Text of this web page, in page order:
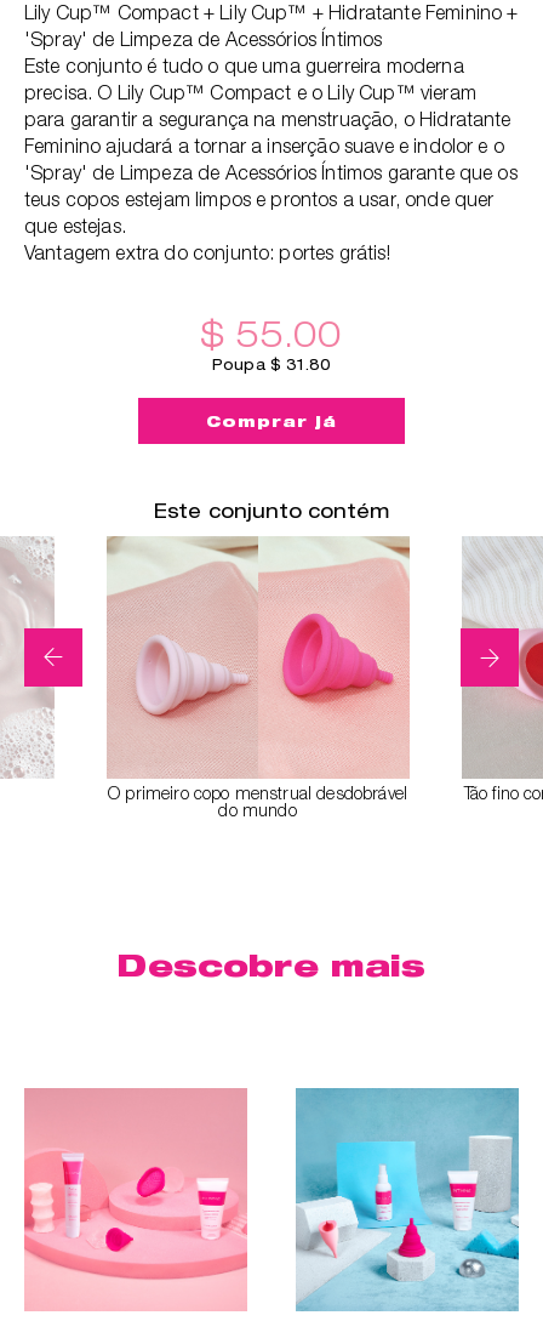
Lily Cup™ Compact + Lily Cup™ + Hidratante Feminino +
'Spray' de Limpeza de Acessórios Íntimos
Este conjunto é tudo o que uma guerreira moderna
precisa. O Lily Cup™ Compact e o Lily Cup™ vieram
para garantir a segurança na menstruação, o Hidratante
Feminino ajudará a tornar a inserção suave e indolor ​e o
'Spray' de Limpeza de Acessórios Íntimos garante que os
teus copos estejam limpos e prontos a usar, onde quer
que estejas.
Vantagem extra do conjunto: portes grátis!
$ 55.00
Poupa $ 31.80
Comprar já
Este conjunto contém
O primeiro copo menstrual desdobrável
do mundo
Tão fino
Descobre mais